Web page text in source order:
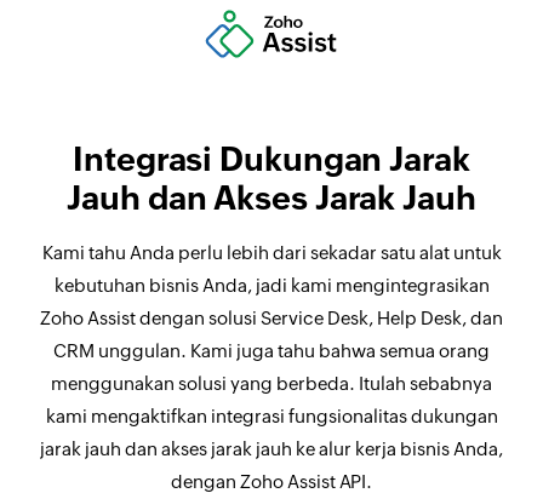
Integrasi Dukungan Jarak
Jauh dan Akses Jarak Jauh
Kami tahu Anda perlu lebih dari sekadar satu alat untuk
kebutuhan bisnis Anda, jadi kami mengintegrasikan
Zoho Assist dengan solusi Service Desk, Help Desk, dan
CRM unggulan. Kami juga tahu bahwa semua orang
menggunakan solusi yang berbeda. Itulah sebabnya
kami mengaktifkan integrasi fungsionalitas dukungan
jarak jauh dan akses jarak jauh ke alur kerja bisnis Anda,
dengan Zoho Assist API.